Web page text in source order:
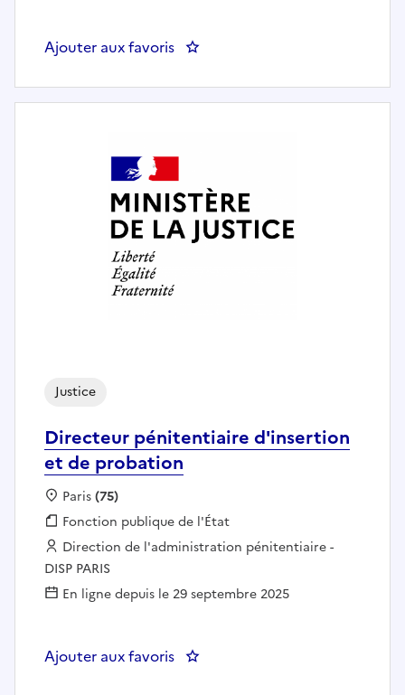
Ajouter aux favoris : Directeur Pénitentiaire
Directeur pénitentiaire d'insertion
et de probation
Justice
Localisation :
Paris(75)
Fonction publique :
Fonction publique de l'État
Employeur :
Direction de l'administration pénitentiaire -
DISP PARIS
En ligne depuis le 29 septembre 2025
Ajouter aux favoris : Directeur pénitentiaire